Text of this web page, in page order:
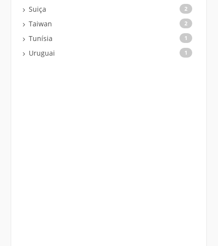
Suiça 2
Taiwan 2
Tunísia 1
Uruguai 1